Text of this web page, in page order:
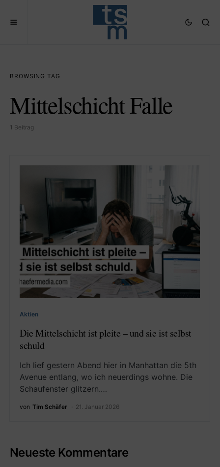
BROWSING TAG
Mittelschicht Falle
1 Beitrag
Aktien
Die Mittelschicht ist pleite – und sie ist selbst
schuld
Ich lief gestern Abend hier in Manhattan die 5th
Avenue entlang, wo ich neuerdings wohne. Die
Schaufenster glitzern.…
von Tim Schäfer 21. Januar 2026
Neueste Kommentare